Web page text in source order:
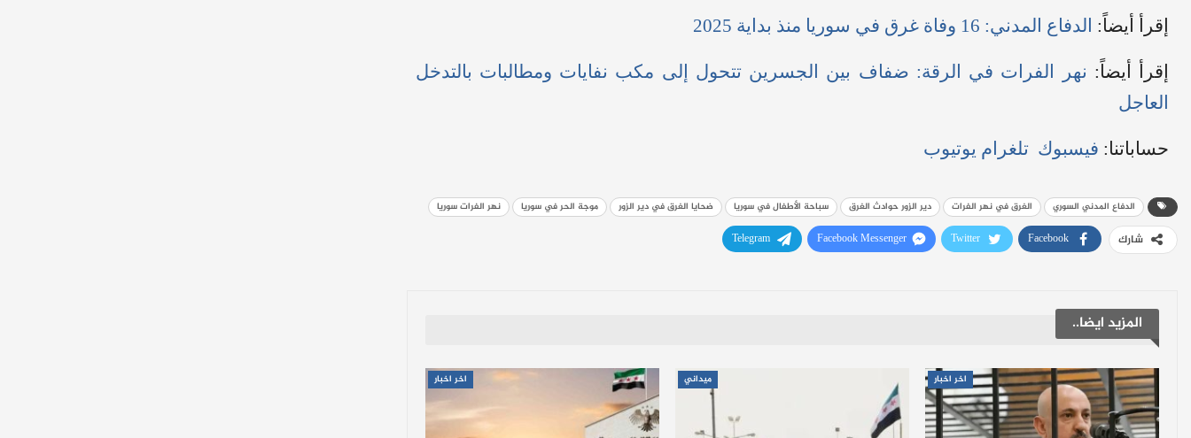
إقرأ أيضاً: الدفاع المدني: 16 وفاة غرق في سوريا منذ بداية 2025
إقرأ أيضاً: نهر الفرات في الرقة: ضفاف بين الجسرين تتحول إلى مكب نفايات ومطالبات بالتدخل
العاجل
حساباتنا: فيسبوك تلغرام يوتيوب
الدفاع المدني السوري الغرق في نهر الفرات دير الزور حوادث الغرق سباحة الأطفال في سوريا ضحايا الغرق في دير الزور موجة الحر في سوريا نهر الفرات سوريا
شارك Facebook
Twitter
Facebook Messenger
Telegram
المزيد ايضا..
اخر اخبار ميداني اخر اخبار